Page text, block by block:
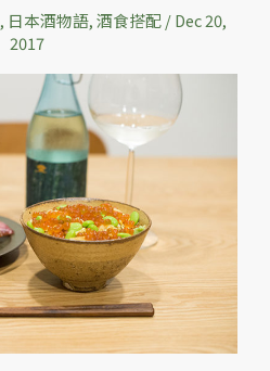
, 日本酒物語,酒食搭配/Dec 20,
2017